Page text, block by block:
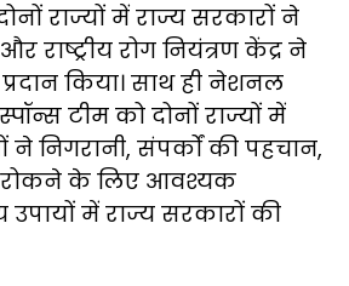
राज्यों में राज्य सरकारों ने
राष्ट्रीय रोग नियंत्रण केंद्र ने
किया। साथ ही नेशनल
टीम को दोनों राज्यों में
ने निगरानी, संपर्कों की पहचान,
के लिए आवश्यक
उपायों में राज्य सरकारों की